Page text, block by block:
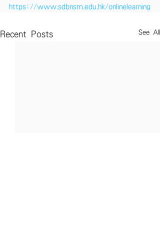
https://www.sdbnsm.edu.hk/onlinelearning
Recent Posts See All